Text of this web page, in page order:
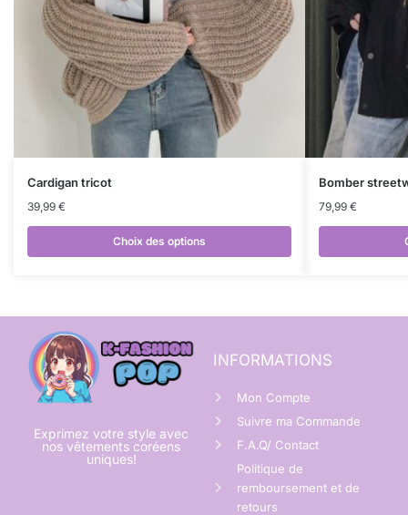
Cardigan tricot
39,99 €
Choix des options
Bomber
79,99 €
Exprimez votre style avec
nos vêtements coréens
uniques!
INFORMATIONS
Mon Compte
Suivre ma Commande
F.A.Q/ Contact
Politique de
remboursement et de
retours